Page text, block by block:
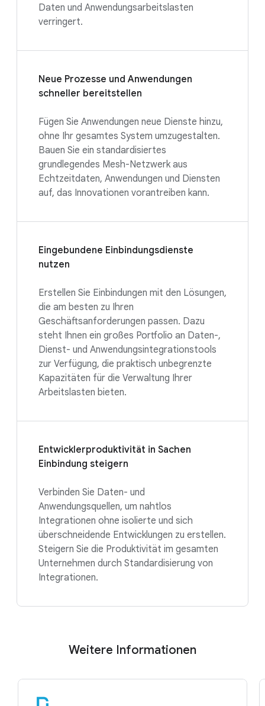
Daten und Anwendungsarbeitslasten
verringert.
Neue Prozesse und Anwendungen
schneller bereitstellen
Fügen Sie Anwendungen neue Dienste hinzu,
ohne Ihr gesamtes System umzugestalten.
Bauen Sie ein standardisiertes
grundlegendes Mesh-Netzwerk aus
Echtzeitdaten, Anwendungen und Diensten
auf, das Innovationen vorantreiben kann.
Eingebundene Einbindungsdienste
nutzen
Erstellen Sie Einbindungen mit den Lösungen,
die am besten zu Ihren
Geschäftsanforderungen passen. Dazu
steht Ihnen ein großes Portfolio an Daten-,
Dienst- und Anwendungsintegrationstools
zur Verfügung, die praktisch unbegrenzte
Kapazitäten für die Verwaltung Ihrer
Arbeitslasten bieten.
Entwicklerproduktivität in Sachen
Einbindung steigern
Verbinden Sie Daten- und
Anwendungsquellen, um nahtlos
Integrationen ohne isolierte und sich
überschneidende Entwicklungen zu erstellen.
Steigern Sie die Produktivität im gesamten
Unternehmen durch Standardisierung von
Integrationen.
Weitere Informationen